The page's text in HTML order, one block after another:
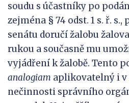
soudu s účastníky po
zejména § 74 odst. 1 s. ř.
senátu doručí žalobu
rukou a současně mu
vyjádření k žalobě. Tento
analogiam aplikovatelný i
nečinnosti správního